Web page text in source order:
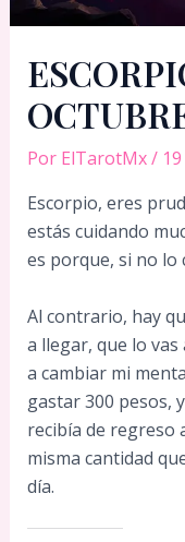
Por ElTarotMx/
Escorpio, eres
estás cuidando
es porque, si no lo
Al contrario, hay
a llegar, que lo
a cambiar mi
gastar 300 pesos,
recibía de regreso
misma cantidad
día.